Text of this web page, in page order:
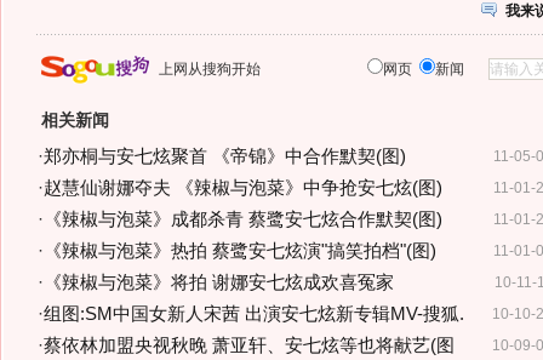
我来
上网从搜狗开始 网页 新闻
相关新闻
11-05-
·郑亦桐与安七炫聚首 《帝锦》中合作默契(图)
11-01-
·赵慧仙谢娜夺夫 《辣椒与泡菜》中争抢安七炫(图)
11-01-
· 《辣椒与泡菜》成都杀青 蔡鹭安七炫合作默契(图)
11-01-
· 《辣椒与泡菜》热拍 蔡鹭安七炫演"搞笑拍档"(图)
10-11-
· 《辣椒与泡菜》将拍 谢娜安七炫成欢喜冤家
10-10-
·组图:SM中国女新人宋茜 出演安七炫新专辑MV-搜狐.
10-09-
·蔡依林加盟央视秋晚 萧亚轩、安七炫等也将献艺(图